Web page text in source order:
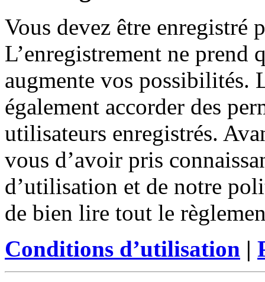
Vous devez être enregistré
L’enregistrement ne prend
augmente vos possibilités.
également accorder des
utilisateurs enregistrés.
vous d’avoir pris
d’utilisation et de notre
de bien lire tout le
Conditions d’utilisation |